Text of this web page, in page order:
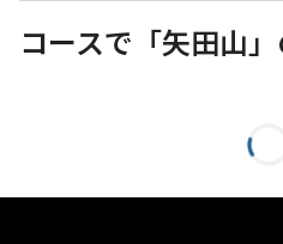
コースで「矢田山